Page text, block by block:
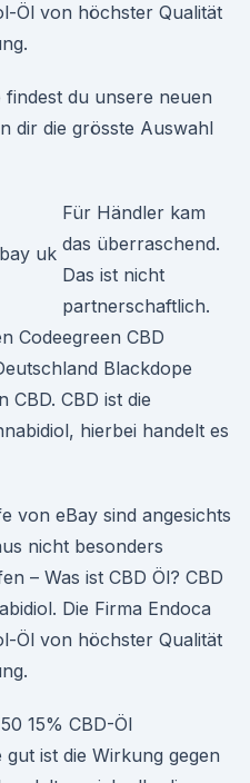
Öl von höchster Qualität
du unsere neuen
dir die grösste Auswahl
Für Händler kam
das überraschend.
Das ist nicht
partnerschaftlich.
Codeegreen CBD
Blackdope
CBD ist die
hierbei handelt es
von eBay sind angesichts
nicht besonders
– Was ist CBD Öl? CBD
Die Firma Endoca
Öl von höchster Qualität
15% CBD-Öl
ist die Wirkung gegen